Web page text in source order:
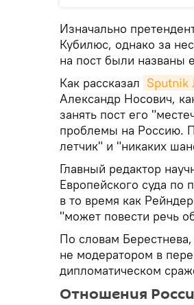
Изначально
Кубилюс, однако за
на пост были названы
Как рассказал Sputnik
Александр Носович,
занять пост его
проблемы на Россию.
летчик" и "никаких
Главный редактор
Европейского суда по
в то время как
"может повести речь
По словам
не модератором в
дипломатическом
Отношения